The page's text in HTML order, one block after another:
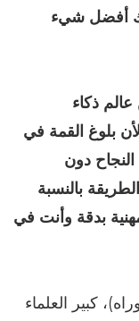
أفضل شيء
ذكاء
بلوغ القمة في
دون
بالنسبة
بدقة وأنت في
كبير العلماء